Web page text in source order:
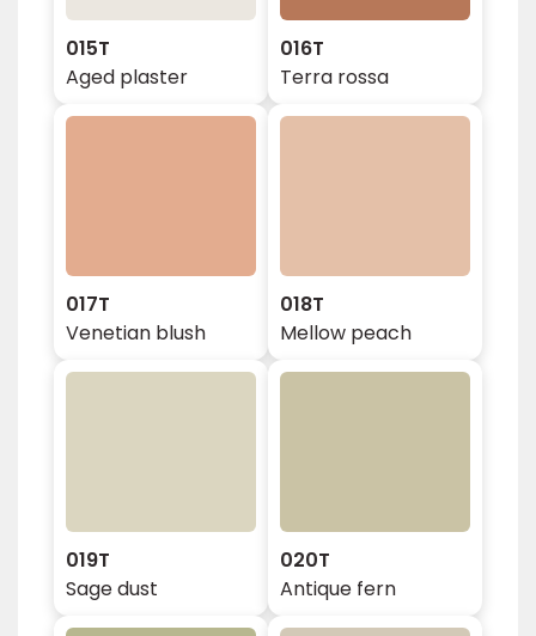
015T
Aged plaster
016T
Terra rossa
017T
Venetian blush
018T
Mellow peach
019T
Sage dust
020T
Antique fern